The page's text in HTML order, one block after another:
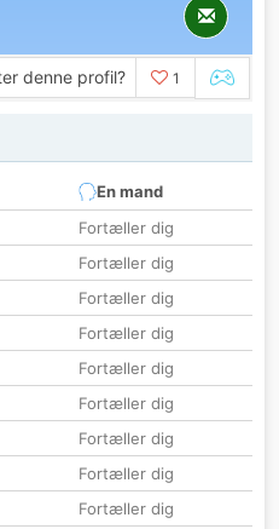
denne profil? 1
En mand
Fortæller dig
Fortæller dig
Fortæller dig
Fortæller dig
Fortæller dig
Fortæller dig
Fortæller dig
Fortæller dig
Fortæller dig